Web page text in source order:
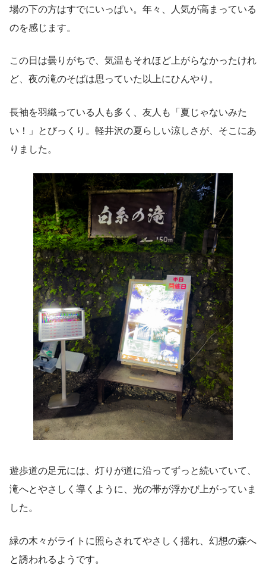
場の下の方はすでにいっぱい。年々、人気が高まっている
のを感じます。
この日は曇りがちで、気温もそれほど上がらなかったけれ
ど、夜の滝のそばは思っていた以上にひんやり。
長袖を羽織っている人も多く、友人も「夏じゃないみた
い！」とびっくり。軽井沢の夏らしい涼しさが、そこにあ
りました。
遊歩道の足元には、灯りが道に沿ってずっと続いていて、
滝へとやさしく導くように、光の帯が浮かび上がっていま
した。
緑の木々がライトに照らされてやさしく揺れ、幻想の森へ
と誘われるようです。